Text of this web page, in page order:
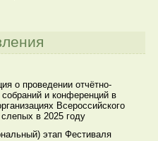
о проведении отчётно-
и конференций в
Всероссийского
в 2025 году
этап Фестиваля